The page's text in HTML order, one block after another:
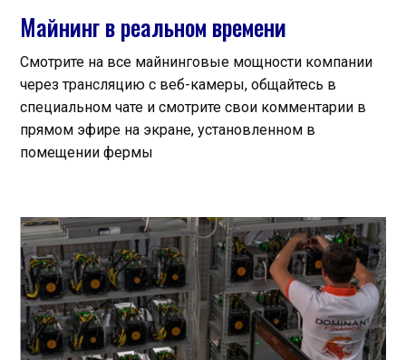
Майнинг в реальном времени
Смотрите на все майнинговые мощности компании
через трансляцию с веб-камеры, общайтесь в
специальном чате и смотрите свои комментарии в
прямом эфире на экране, установленном в
помещении фермы